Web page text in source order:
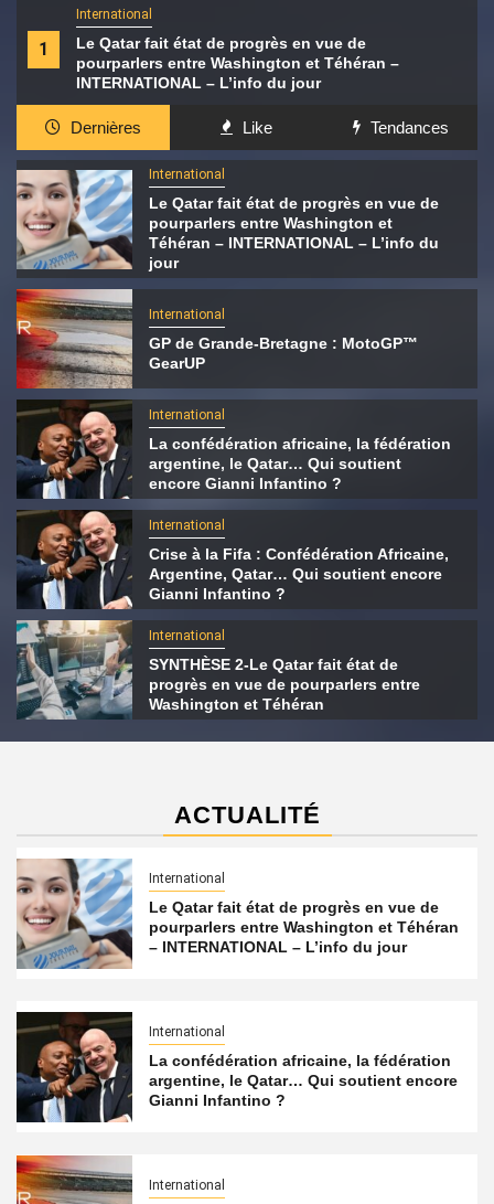
1
International
Le Qatar fait état de progrès en vue de
pourparlers entre Washington et Téhéran –
INTERNATIONAL – L’info du jour
Dernières Like Tendances
International
Le Qatar fait état de progrès en vue de
pourparlers entre Washington et
Téhéran – INTERNATIONAL – L’info du
jour
International
GP de Grande-Bretagne : MotoGP™
GearUP
International
La confédération africaine, la fédération
argentine, le Qatar… Qui soutient
encore Gianni Infantino ?
International
Crise à la Fifa : Confédération Africaine,
Argentine, Qatar… Qui soutient encore
Gianni Infantino ?
International
SYNTHÈSE 2-Le Qatar fait état de
progrès en vue de pourparlers entre
Washington et Téhéran
ACTUALITÉ
International
Le Qatar fait état de progrès en vue de
pourparlers entre Washington et Téhéran
– INTERNATIONAL – L’info du jour
International
La confédération africaine, la fédération
argentine, le Qatar… Qui soutient encore
Gianni Infantino ?
International